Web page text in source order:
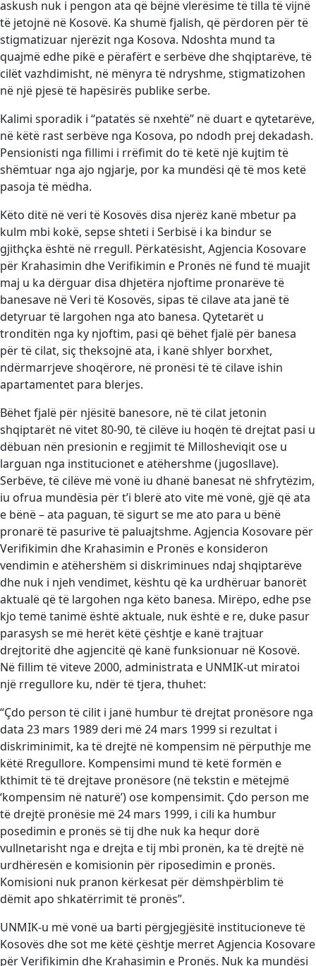
askush nuk i pengon ata që bëjnë vlerësime të tilla të vijnë
të jetojnë në Kosovë. Ka shumë fjalish, që përdoren për të
stigmatizuar njerëzit nga Kosova. Ndoshta mund ta
quajmë edhe pikë e përafërt e serbëve dhe shqiptarëve, të
cilët vazhdimisht, në mënyra të ndryshme, stigmatizohen
në një pjesë të hapësirës publike serbe.
Kalimi sporadik i “patatës së nxehtë” në duart e qytetarëve,
në këtë rast serbëve nga Kosova, po ndodh prej dekadash.
Pensionisti nga fillimi i rrëfimit do të ketë një kujtim të
shëmtuar nga ajo ngjarje, por ka mundësi që të mos ketë
pasoja të mëdha.
Këto ditë në veri të Kosovës disa njerëz kanë mbetur pa
kulm mbi kokë, sepse shteti i Serbisë i ka bindur se
gjithçka është në rregull. Përkatësisht, Agjencia Kosovare
për Krahasimin dhe Verifikimin e Pronës në fund të muajit
maj u ka dërguar disa dhjetëra njoftime pronarëve të
banesave në Veri të Kosovës, sipas të cilave ata janë të
detyruar të largohen nga ato banesa. Qytetarët u
tronditën nga ky njoftim, pasi që bëhet fjalë për banesa
për të cilat, siç theksojnë ata, i kanë shlyer borxhet,
ndërmarrjeve shoqërore, në pronësi të të cilave ishin
apartamentet para blerjes.
Bëhet fjalë për njësitë banesore, në të cilat jetonin
shqiptarët në vitet 80-90, të cilëve iu hoqën të drejtat pasi u
dëbuan nën presionin e regjimit të Millosheviqit ose u
larguan nga institucionet e atëhershme (jugosllave).
Serbëve, të cilëve më vonë iu dhanë banesat në shfrytëzim,
iu ofrua mundësia për t’i blerë ato vite më vonë, gjë që ata
e bënë – ata paguan, të sigurt se me ato para u bënë
pronarë të pasurive të paluajtshme. Agjencia Kosovare për
Verifikimin dhe Krahasimin e Pronës e konsideron
vendimin e atëhershëm si diskriminues ndaj shqiptarëve
dhe nuk i njeh vendimet, kështu që ka urdhëruar banorët
aktualë që të largohen nga këto banesa. Mirëpo, edhe pse
kjo temë tanimë është aktuale, nuk është e re, duke pasur
parasysh se më herët këtë çështje e kanë trajtuar
drejtoritë dhe agjencitë që kanë funksionuar në Kosovë.
Në fillim të viteve 2000, administrata e UNMIK-ut miratoi
një rregullore ku, ndër të tjera, thuhet:
“Çdo person të cilit i janë humbur të drejtat pronësore nga
data 23 mars 1989 deri më 24 mars 1999 si rezultat i
diskriminimit, ka të drejtë në kompensim në përputhje me
këtë Rregullore. Kompensimi mund të ketë formën e
kthimit të të drejtave pronësore (në tekstin e mëtejmë
‘kompensim në naturë’) ose kompensimit. Çdo person me
të drejtë pronësie më 24 mars 1999, i cili ka humbur
posedimin e pronës së tij dhe nuk ka hequr dorë
vullnetarisht nga e drejta e tij mbi pronën, ka të drejtë në
urdhëresën e komisionin për riposedimin e pronës.
Komisioni nuk pranon kërkesat për dëmshpërblim të
dëmit apo shkatërrimit të pronës”.
UNMIK-u më vonë ua barti përgjegjësitë institucioneve të
Kosovës dhe sot me këtë çështje merret Agjencia Kosovare
për Verifikimin dhe Krahasimin e Pronës. Nuk ka mundësi